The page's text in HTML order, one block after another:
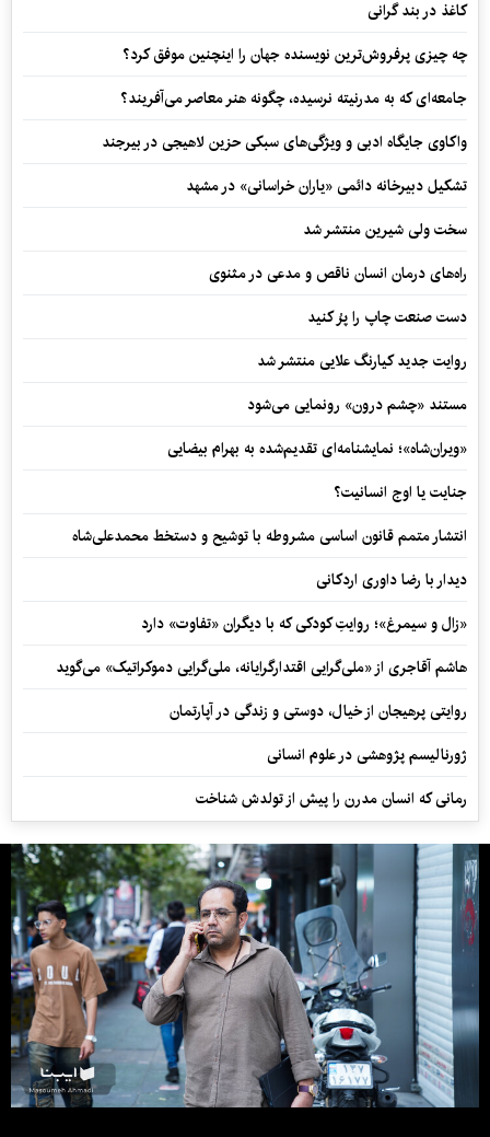
کاغذ در بند گرانی
چه چیزی پرفروش‌ترین نویسنده جهان را اینچنین موفق کرد؟
جامعه‌ای که به مدرنیته نرسیده، چگونه هنر معاصر می‌آفریند؟
واکاوی جایگاه ادبی و ویژگی‌های سبکی حزین لاهیجی در بیرجند
تشکیل دبیرخانه دائمی «یاران خراسانی» در مشهد
سخت ولی شیرین منتشر شد
راه‌های درمان انسان ناقص و مدعی در مثنوی
دست صنعت چاپ را پرُ کنید
روایت جدید کیارنگ علایی منتشر شد
مستند «چشم درون» رونمایی می‌شود
«ویران‌شاه»؛ نمایشنامه‌ای تقدیم‌شده به بهرام بیضایی
جنایت یا اوج انسانیت؟
انتشار متمم قانون اساسی مشروطه با توشیح و دستخط محمدعلی‌شاه
دیدار با رضا داوری اردکانی
«زال و سیمرغ»؛ روایتِ کودکی که با دیگران «تفاوت» دارد
هاشم آقاجری از «ملی‌گرایی اقتدارگرایانه، ملی‌گرایی دموکراتیک» می‌گوید
روایتی پرهیجان از خیال، دوستی و زندگی در آپارتمان
ژورنالیسم پژوهشی در علوم انسانی
رمانی که انسان مدرن را پیش از تولدش شناخت